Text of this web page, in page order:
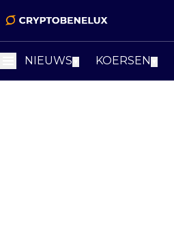
NIEUWS KOERSEN